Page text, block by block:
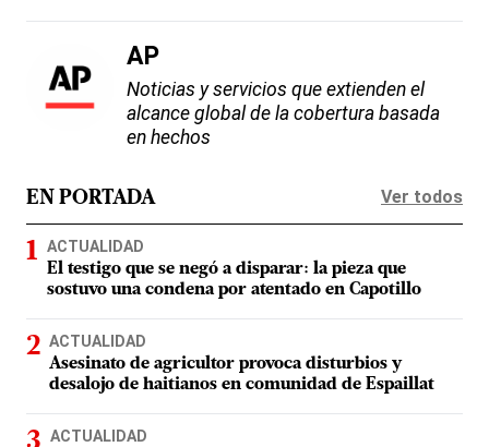
AP
Noticias y servicios que extienden el
alcance global de la cobertura basada
en hechos
EN PORTADA Ver todos
ACTUALIDAD
El testigo que se negó a disparar: la pieza que
sostuvo una condena por atentado en Capotillo
ACTUALIDAD
Asesinato de agricultor provoca disturbios y
desalojo de haitianos en comunidad de Espaillat
ACTUALIDAD